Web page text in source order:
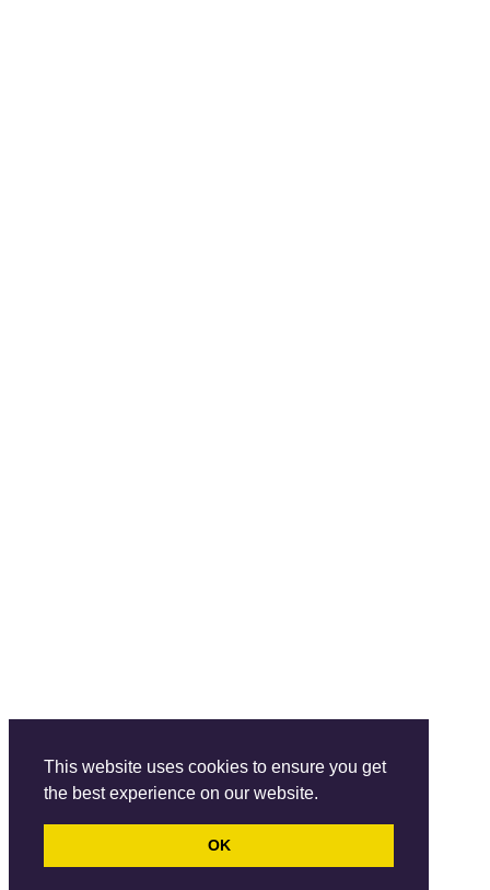
This website uses cookies to ensure you get
the best experience on our website.
OK